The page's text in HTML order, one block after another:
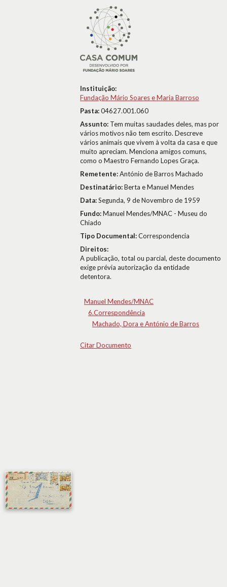
Instituição:
Fundação Mário Soares e Maria Barroso
Pasta:04627.001.060
Assunto: Tem muitas saudades deles, mas por
vários motivos não tem escrito. Descreve
vários animais que vivem à volta da casa e que
muito apreciam. Menciona amigos comuns,
como o Maestro Fernando Lopes Graça.
Remetente:António de Barros Machado
Destinatário:Berta e Manuel Mendes
Data:Segunda, 9 de Novembro de 1959
Fundo:Manuel Mendes/MNAC - Museu do
Chiado
Tipo Documental:Correspondencia
Direitos:
A publicação, total ou parcial, deste documento
exige prévia autorização da entidade
detentora.
Manuel Mendes/MNAC
6.Correspondência
Machado, Dora e António de Barros
Citar Documento